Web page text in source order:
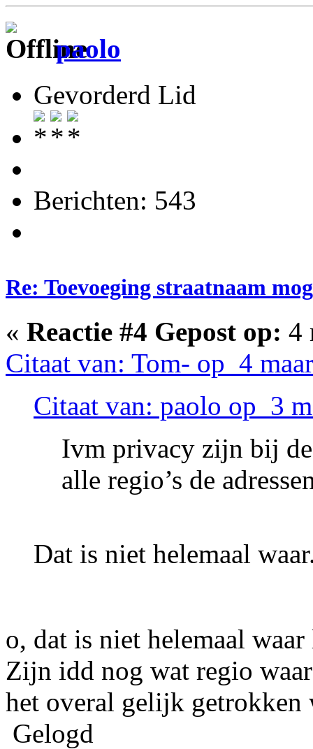
paolo
Gevorderd Lid
Berichten: 543
Re: Toevoeging straatnaam
« Reactie #4 Gepost op: 4
Citaat van: Tom- op 4
Citaat van: paolo op 3
Ivm privacy zijn bij
alle regio’s de
Dat is niet helemaal
o, dat is niet helemaal
Zijn idd nog wat regio
het overal gelijk getrokken
Gelogd